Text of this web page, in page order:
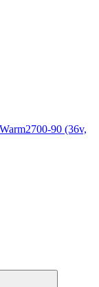
90 (36v,